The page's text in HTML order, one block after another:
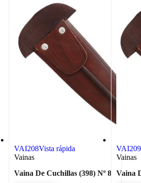
VAI208Vista rápida
Vainas
Vaina De Cuchillas (398) Nº 8
VAI209
Vainas
Vaina